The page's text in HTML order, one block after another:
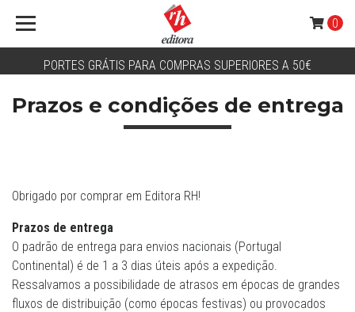
PORTES GRÁTIS PARA COMPRAS SUPERIORES A 50€
0
Prazos e condições de entrega
Obrigado por comprar em Editora RH!
Prazos de entrega
O padrão de entrega para envios nacionais (Portugal
Continental) é de 1 a 3 dias úteis após a expedição.
Ressalvamos a possibilidade de atrasos em épocas de grandes
fluxos de distribuição (como épocas festivas) ou provocados